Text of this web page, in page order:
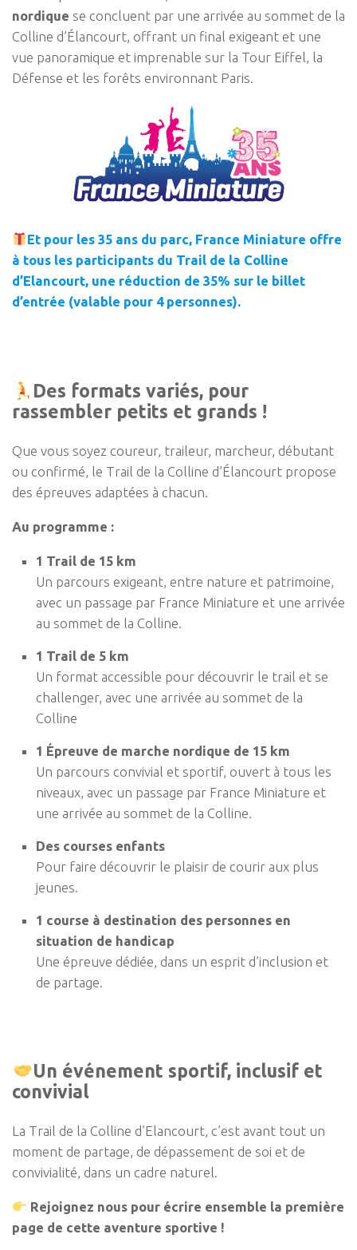
nordique se concluent par une arrivée au sommet de la
Colline d’Élancourt, offrant un final exigeant et une
vue panoramique et imprenable sur la Tour Eiffel, la
Défense et les forêts environnant Paris.
Et pour les 35 ans du parc, France Miniature offre
à tous les participants du Trail de la Colline
d’Elancourt, une réduction de 35% sur le billet
d’entrée (valable pour 4 personnes).
Des formats variés, pour
rassembler petits et grands !
Que vous soyez coureur, traileur, marcheur, débutant
ou confirmé, le Trail de la Colline d’Élancourt propose
des épreuves adaptées à chacun.
Au programme :
1 Trail de 15 km
Un parcours exigeant, entre nature et patrimoine,
avec un passage par France Miniature et une arrivée
au sommet de la Colline.
1 Trail de 5 km
Un format accessible pour découvrir le trail et se
challenger, avec une arrivée au sommet de la
Colline
1 Épreuve de marche nordique de 15 km
Un parcours convivial et sportif, ouvert à tous les
niveaux, avec un passage par France Miniature et
une arrivée au sommet de la Colline.
Des courses enfants
Pour faire découvrir le plaisir de courir aux plus
jeunes.
1 course à destination des personnes en
situation de handicap
Une épreuve dédiée, dans un esprit d’inclusion et
de partage.
Un événement sportif, inclusif et
convivial
La Trail de la Colline d’Elancourt, c’est avant tout un
moment de partage, de dépassement de soi et de
convivialité, dans un cadre naturel.
Rejoignez nous pour écrire ensemble la première
page de cette aventure sportive !